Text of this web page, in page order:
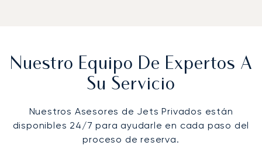
Nuestro Equipo De Expertos A
Su Servicio
Nuestros Asesores de Jets Privados están
disponibles 24/7 para ayudarle en cada paso del
proceso de reserva.